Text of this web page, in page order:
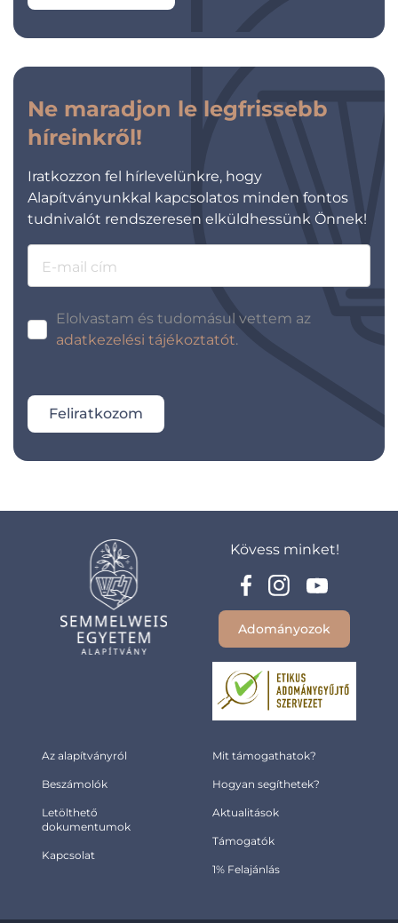
Ne maradjon le legfrissebb
híreinkről!
Iratkozzon fel hírlevelünkre, hogy
Alapítványunkkal kapcsolatos minden fontos
tudnivalót rendszeresen elküldhessünk Önnek!
E-mail cím
Elolvastam és tudomásul vettem az
adatkezelési tájékoztatót.
Feliratkozom
Az alapítványról
Beszámolók
Letölthető
dokumentumok
Kapcsolat
Mit támogathatok?
Hogyan segíthetek?
Aktualitások
Támogatók
1% Felajánlás
Kövess minket!
Adományozok